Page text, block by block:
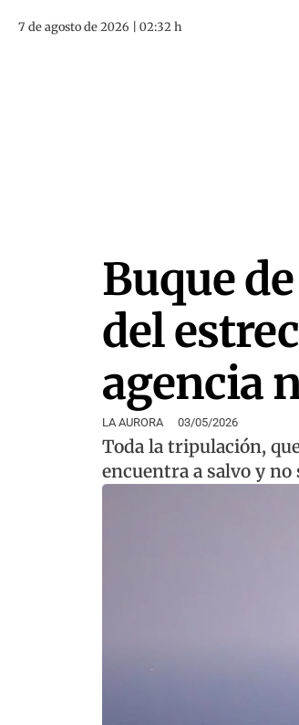
7 de agosto de 2026 | 02:32 h
Buque
del
agencia
LA AURORA 03/05/2026
Toda la tripulación,
encuentra a salvo y